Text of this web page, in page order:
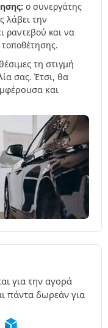
ο συνεργάτης
λάβει την
ραντεβού και να
τη στιγμή
σας. Έτσι, θα
και
για την αγορά
πάντα δωρεάν για